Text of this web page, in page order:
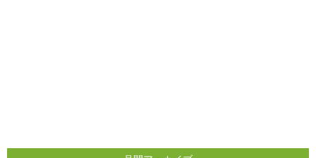
2025/04/24
すぎる
コロナがまた蔓延していますが、体調管理に気を